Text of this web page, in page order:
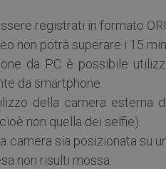
registrati in formato
non potrà superare i 15
da PC è possibile
da smartphone.
della camera esterna
non quella dei selfie).
camera sia posizionata su
non risulti mossa.